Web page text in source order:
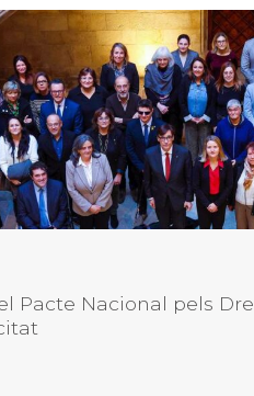
Pacte Nacional pels